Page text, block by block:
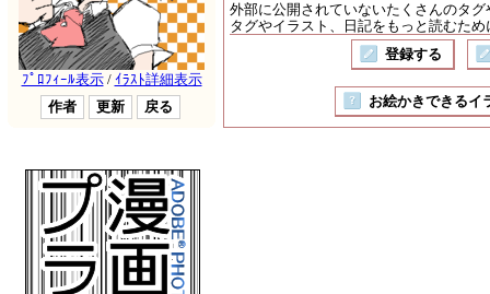
外部に公開されていないたくさんのタ
タグやイラスト、日記をもっと読むた
登録する
お絵かきできるイ